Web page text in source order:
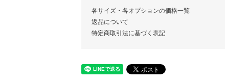
各サイズ・各オプションの価格一覧
返品について
特定商取引法に基づく表記